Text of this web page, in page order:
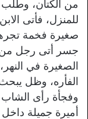
من الكتان، وطلب
للمنزل، فأتى
صغيرة فخمة
جسر أتى رجل من
الصغيرة في
الفأره، وظل
وفجأة رأى الشاب
أميرة جميلة